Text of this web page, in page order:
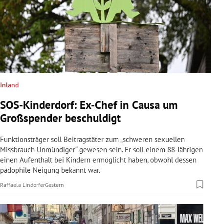
Untermenü
Untermenü
Untermenü
Untermenü
Untermenü
Inland
SOS-Kinderdorf: Ex-Chef in Causa um
Großspender beschuldigt
Funktionsträger soll Beitragstäter zum „schweren sexuellen
Missbrauch Unmündiger“ gewesen sein. Er soll einem 88-Jährigen
einen Aufenthalt bei Kindern ermöglicht haben, obwohl dessen
pädophile Neigung bekannt war.
Raffaela LindorferGestern